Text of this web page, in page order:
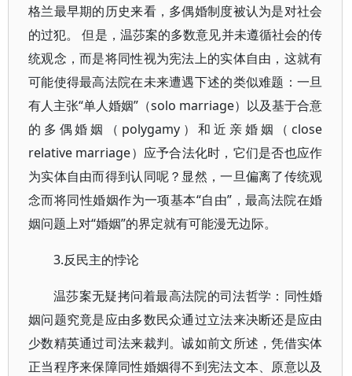
格兰最早期的历史来看，多偶婚制度被认为是对社会
的过犯。 但是，温莎案的多数意见并未遵循社会的传
统观念，而是将同性视为宪法上的实体自由，这就有
可能使得最高法院在未来遭遇下述的类似难题：一旦
有人主张“单人婚姻”（solo marriage）以及基于合意
的多偶婚姻（polygamy）和近亲婚姻（close
relative marriage）应予合法化时，它们是否也应作
为实体自由而得到认同呢？显然，一旦偏离了传统观
念而将同性婚姻作为一项基本“自由”，最高法院在婚
姻问题上对“婚姻”的界定就有可能漫无边际。
3.反民主的悖论
温莎案无疑拷问着最高法院的司法哲学：同性婚
姻问题究竟是应由多数民众通过立法来决断还是应由
少数精英通过司法来裁判。诚如前文所述，凭借实体
正当程序来保障同性婚姻得不到宪法文本、原意以及